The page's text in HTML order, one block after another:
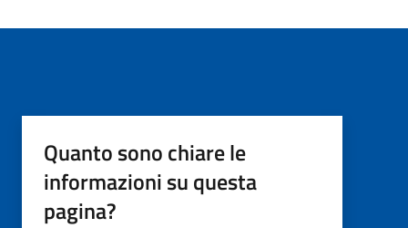
Quanto sono chiare le
informazioni su questa
pagina?